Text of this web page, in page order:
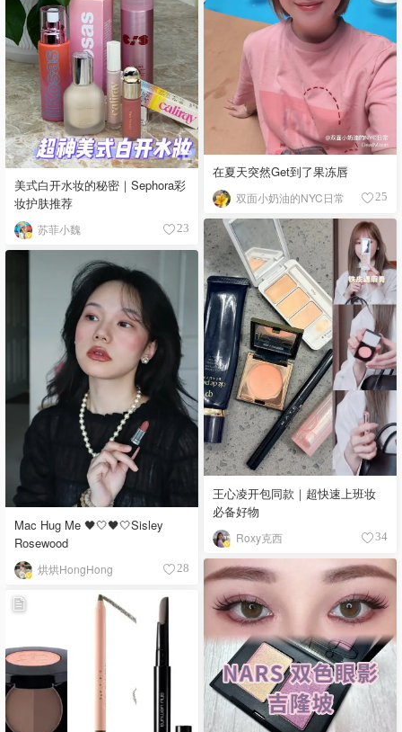
在夏天突然Get到了果冻唇
双面小奶油的NYC日常 25
美式白开水妆的秘密｜Sephora彩
妆护肤推荐
苏菲小魏 23
王心凌开包同款｜超快速上班妆
必备好物
Roxy克西 34
Mac Hug Me 🖤🤍🖤🤍Sisley
Rosewood
烘烘HongHong 28